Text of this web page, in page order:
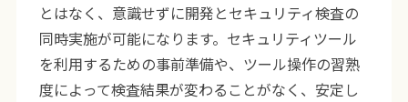
とはなく、意識せずに開発とセキュリティ検査の
同時実施が可能になります。セキュリティツール
を利用するための事前準備や、ツール操作の習熟
度によって検査結果が変わることがなく、安定し